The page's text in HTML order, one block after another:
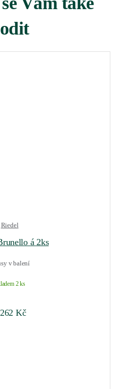
Riedel
á 2ks
v balení
2 ks
Kč